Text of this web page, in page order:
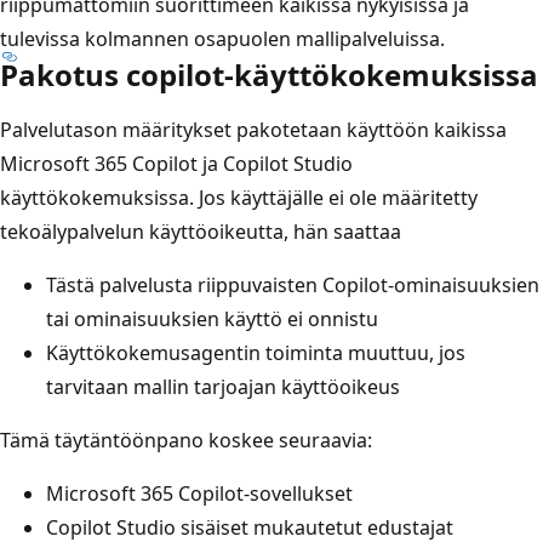
tulevissa kolmannen osapuolen mallipalveluissa.
Pakotus copilot-käyttökokemuksissa
Palvelutason määritykset pakotetaan käyttöön kaikissa
Microsoft 365 Copilot ja Copilot Studio
käyttökokemuksissa. Jos käyttäjälle ei ole määritetty
tekoälypalvelun käyttöoikeutta, hän saattaa
Tästä palvelusta riippuvaisten Copilot-ominaisuuksien
tai ominaisuuksien käyttö ei onnistu
Käyttökokemusagentin toiminta muuttuu, jos
tarvitaan mallin tarjoajan käyttöoikeus
Tämä täytäntöönpano koskee seuraavia:
Microsoft 365 Copilot-sovellukset
Copilot Studio sisäiset mukautetut edustajat